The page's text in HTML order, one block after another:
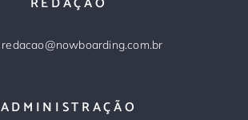
redacao@nowboarding.com.br
ADMINISTRAÇÃO